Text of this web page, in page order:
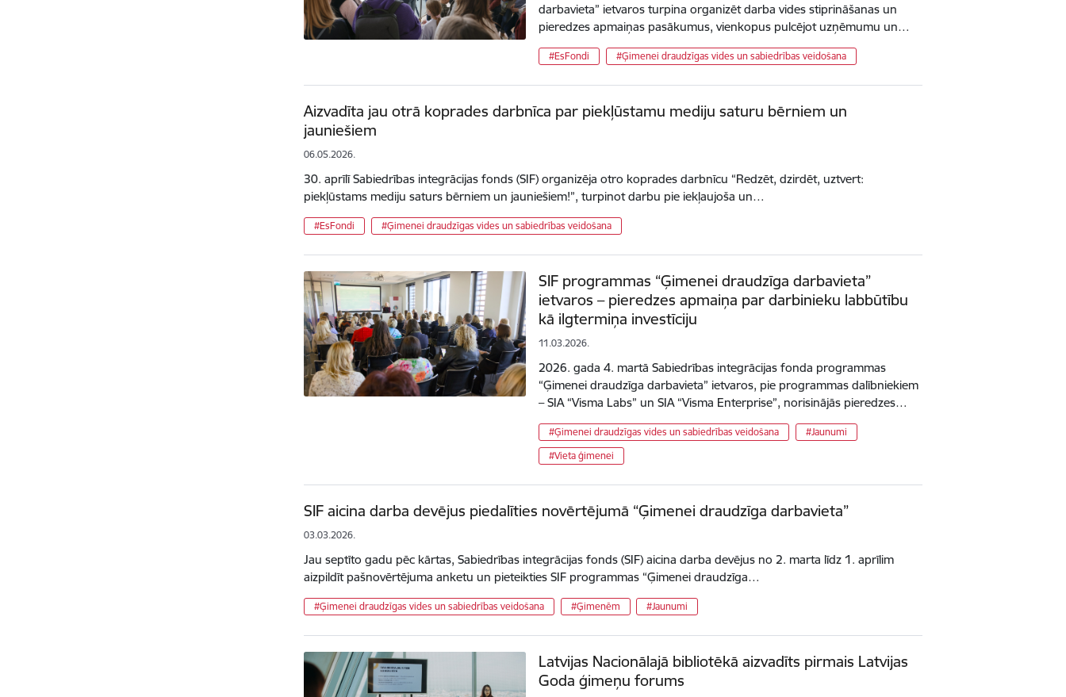
darbavieta” ietvaros turpina organizēt darba vides stiprināšanas un
pieredzes apmaiņas pasākumus, vienkopus pulcējot uzņēmumu un…
#EsFondi #Ģimenei draudzīgas vides un sabiedrības veidošana
Aizvadīta jau otrā koprades darbnīca par piekļūstamu mediju saturu bērniem un
jauniešiem
06.05.2026.
30. aprīlī Sabiedrības integrācijas fonds (SIF) organizēja otro koprades darbnīcu “Redzēt, dzirdēt, uztvert:
piekļūstams mediju saturs bērniem un jauniešiem!”, turpinot darbu pie iekļaujoša un…
#EsFondi #Ģimenei draudzīgas vides un sabiedrības veidošana
SIF programmas “Ģimenei draudzīga darbavieta”
ietvaros – pieredzes apmaiņa par darbinieku labbūtību
kā ilgtermiņa investīciju
11.03.2026.
2026. gada 4. martā Sabiedrības integrācijas fonda programmas
“Ģimenei draudzīga darbavieta” ietvaros, pie programmas dalībniekiem
– SIA “Visma Labs” un SIA “Visma Enterprise”, norisinājās pieredzes…
#Ģimenei draudzīgas vides un sabiedrības veidošana
#Jaunumi
#Vieta ģimenei
SIF aicina darba devējus piedalīties novērtējumā “Ģimenei draudzīga darbavieta”
03.03.2026.
Jau septīto gadu pēc kārtas, Sabiedrības integrācijas fonds (SIF) aicina darba devējus no 2. marta līdz 1. aprīlim
aizpildīt pašnovērtējuma anketu un pieteikties SIF programmas “Ģimenei draudzīga…
#Ģimenei draudzīgas vides un sabiedrības veidošana #Ģimenēm #Jaunumi
Latvijas Nacionālajā bibliotēkā aizvadīts pirmais Latvijas
Goda ģimeņu forums